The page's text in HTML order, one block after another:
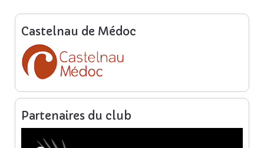
Castelnau de Médoc
Partenaires du club